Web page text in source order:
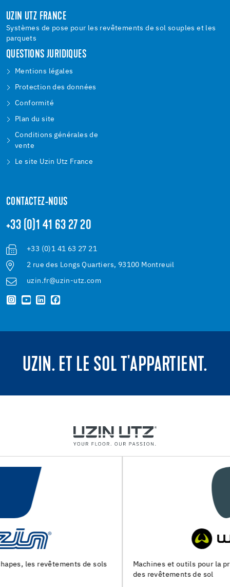
UZIN UTZ FRANCE
Systèmes de pose pour les revêtements de sol souples et les
parquets
QUESTIONS JURIDIQUES
Mentions légales
Protection des données
Conformité
Plan du site
Conditions générales de
vente
Le site Uzin Utz France
CONTACTEZ-NOUS
+33 (0)1 41 63 27 20
+33 (0)1 41 63 27 21
2 rue des Longs Quartiers, 93100 Montreuil
uzin.fr@uzin-utz.com
UZIN. ET LE SOL T'APPARTIENT.
Machines et outils pour la preparation du support et la pose